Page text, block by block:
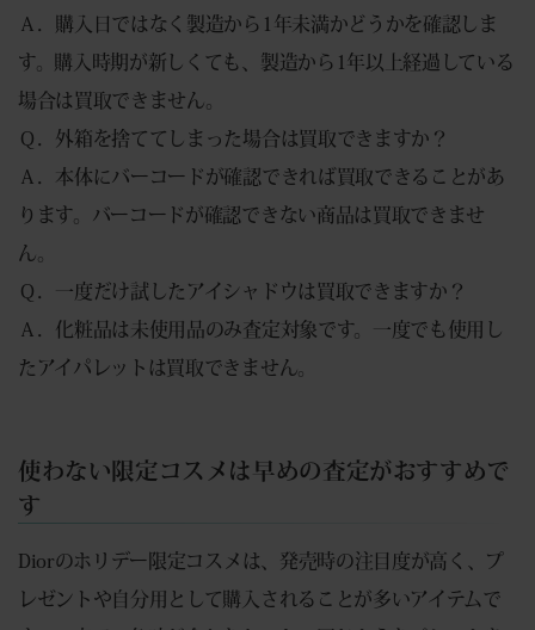
Ａ．購入日ではなく製造から1年未満かどうかを確認しま
す。購入時期が新しくても、製造から1年以上経過している
場合は買取できません。
Ｑ．外箱を捨ててしまった場合は買取できますか？
Ａ．本体にバーコードが確認できれば買取できることがあ
ります。バーコードが確認できない商品は買取できませ
ん。
Ｑ．一度だけ試したアイシャドウは買取できますか？
Ａ．化粧品は未使用品のみ査定対象です。一度でも使用し
たアイパレットは買取できません。
使わない限定コスメは早めの査定がおすすめで
す
Diorのホリデー限定コスメは、発売時の注目度が高く、プ
レゼントや自分用として購入されることが多いアイテムで